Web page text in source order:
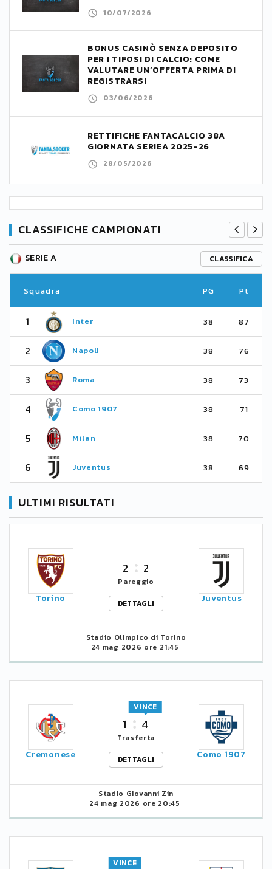
10/07/2026
BONUS CASINÒ SENZA DEPOSITO
PER I TIFOSI DI CALCIO: COME
VALUTARE UN’OFFERTA PRIMA DI
REGISTRARSI
03/06/2026
RETTIFICHE FANTACALCIO 38A
GIORNATA SERIEA 2025-26
28/05/2026
CLASSIFICHE CAMPIONATI
SERIE A CLASSIFICA
Squadra PG Pt
1 Inter 38 87
2 Napoli 38 76
3 Roma 38 73
4 Como 1907 38 71
5 Milan 38 70
6 Juventus 38 69
ULTIMI RISULTATI
Torino
2 2
Pareggio
DETTAGLI
Juventus
Stadio Olimpico di Torino
24 mag 2026 ore 21:45
Cremonese
1 4
VINCE
Trasferta
DETTAGLI
Como 1907
Stadio Giovanni Zin
24 mag 2026 ore 20:45
VINCE